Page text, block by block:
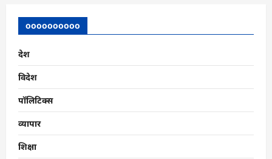
oooooooooo
देश
विदेश
पॉलिटिक्स
व्यापार
शिक्षा